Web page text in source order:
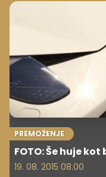
PREMOŽENJE
FOTO: Še huje
19. 08. 2015 08.00